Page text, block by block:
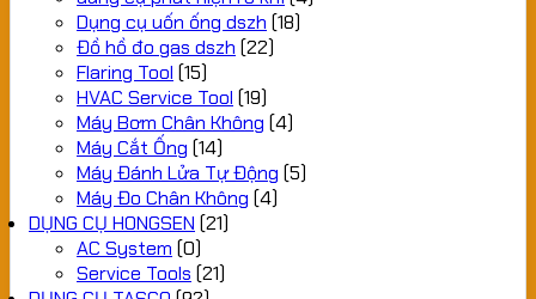
Dụng cụ uốn ống dszh (18)
Đồ hồ đo gas dszh (22)
Flaring Tool (15)
HVAC Service Tool (19)
Máy Bơm Chân Không (4)
Máy Cắt Ống (14)
Máy Đánh Lửa Tự Động (5)
Máy Đo Chân Không (4)
DỤNG CỤ HONGSEN (21)
AC System (0)
Service Tools (21)